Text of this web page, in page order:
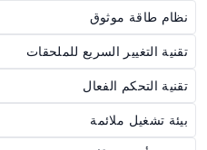
نظام طاقة موثوق
تقنية التغيير السريع للملحقات
تقنية التحكم الفعال
بيئة تشغيل ملائمة